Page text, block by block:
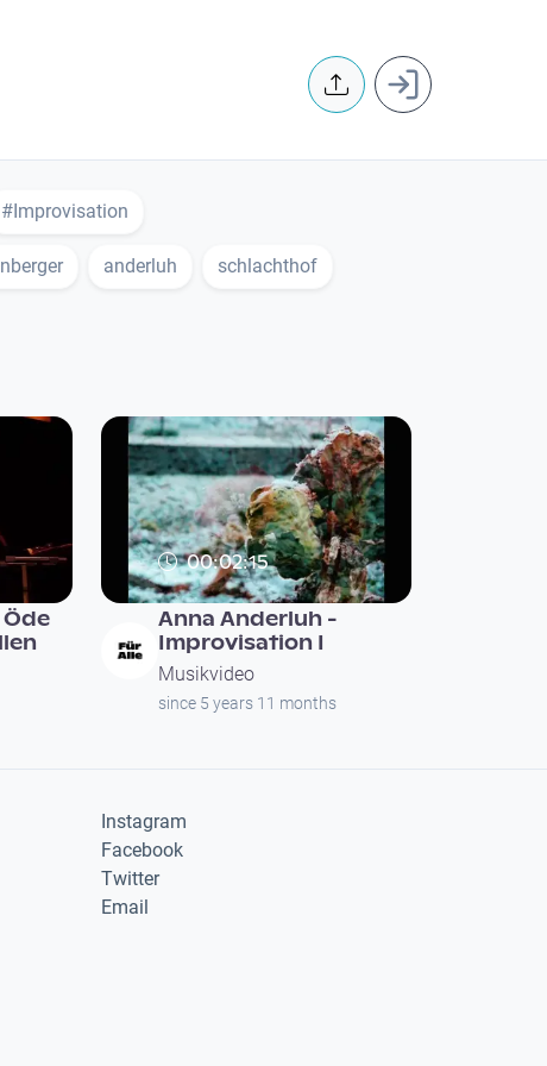
User
#Improvisation
anderluh schlachthof
00:02:15
Anna Anderluh -
Improvisation I
Musikvideo
since 5 years 11 months
Instagram
Facebook
Twitter
Email